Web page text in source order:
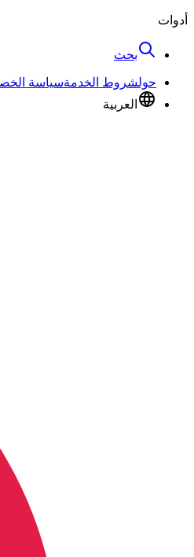
أدوات
بحث
حولشروط الخدمةسياسة
العربية